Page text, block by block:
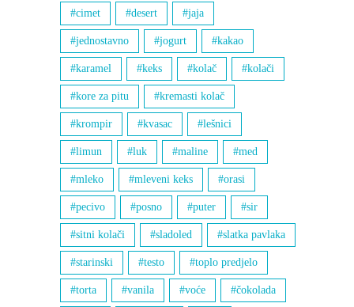
cimet desert jaja
jednostavno jogurt kakao
karamel keks kolač kolači
kore za pitu kremasti kolač
krompir kvasac lešnici
limun luk maline med
mleko mleveni keks orasi
pecivo posno puter sir
sitni kolači sladoled slatka pavlaka
starinski testo toplo predjelo
torta vanila voće čokolada